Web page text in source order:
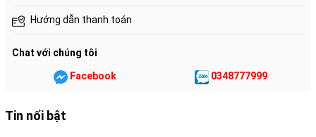
hơn như những viên pha lê, mang lại vẻ ngoài cao cấp và hiện
Kiểu dáng:
Vẫn giữ phong cách "béo tròn" đặc trưng nhưng
các đường nét được tinh chỉnh thon gọn và khí động học hơn.
Chiều cao yên:
Hướng dẫn thanh toán
Chat với chúng tôi
Facebook 0348777999
Tin nổi bật